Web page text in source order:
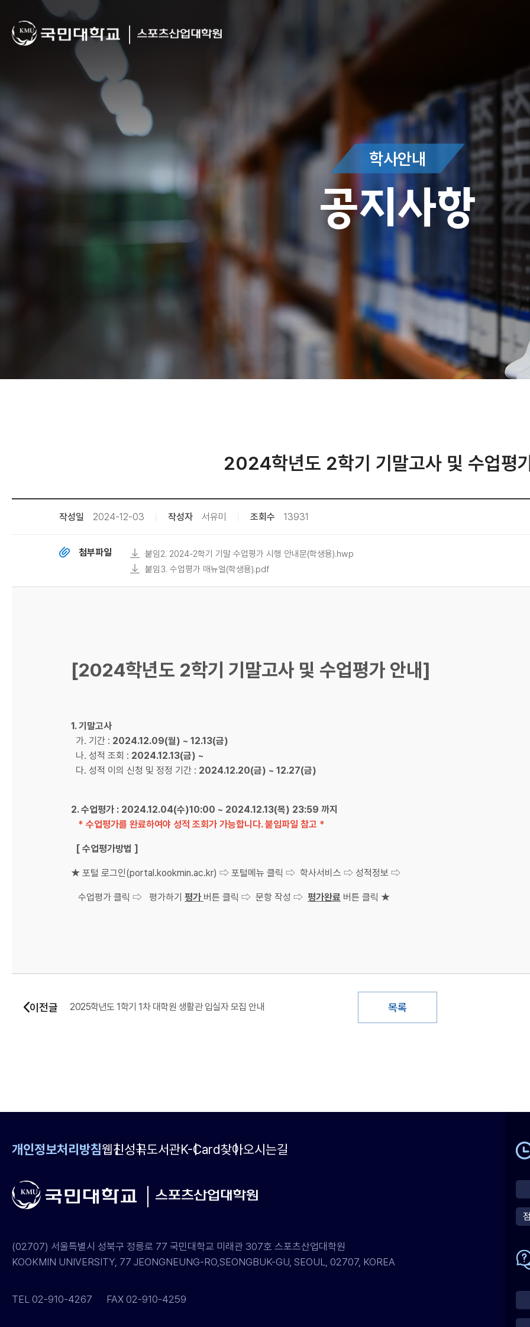
학사안내
공지사항
2024학년도 2학기 기말고사 및 수업평
작성일 2024-12-03 작성자 서유미 조회수 13931
첨부파일
붙임2. 2024-2학기 기말 수업평가 시행 안내문(학생용).hwp
붙임3. 수업평가 매뉴얼(학생용).pdf
[2024학년도 2학기 기말고사 및 수업평가 안내]
1. 기말고사
가. 기간 : 2024.12.09(월) ~ 12.13(금)
나. 성적 조회 : 2024.12.13(금) ~
다. 성적 이의 신청 및 정정 기간 : 2024.12.20(금) ~ 12.27(금)
2. 수업평가 : 2024.12.04(수)10:00 ~ 2024.12.13(목) 23:59 까지
* 수업평가를 완료하여야 성적 조회가 가능합니다. 붙임파일 참고 *
[ 수업평가방법 ]
★ 포털 로그인(portal.kookmin.ac.kr) ⇨ 포털메뉴 클릭 ⇨ 학사서비스 ⇨ 성적정보 ⇨
수업평가 클릭 ⇨ 평가하기 평가 버튼 클릭 ⇨ 문항 작성 ⇨ 평가완료 버튼 클릭 ★
이전글 2025학년도 1학기 1차 대학원 생활관 입실자 모집 안내 목록
개인정보처리방침웹진성곡도서관K-Card찾아오시는길
(02707) 서울특별시 성북구 정릉로 77 국민대학교 미래관 307호 스포츠산업대학원
KOOKMIN UNIVERSITY, 77 JEONGNEUNG-RO,SEONGBUK-GU, SEOUL, 02707, KOREA
TEL 02-910-4267 FAX 02-910-4259